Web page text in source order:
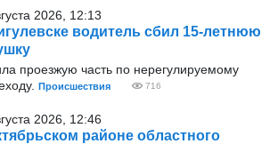
2026, 12:13
водитель сбил 15-летнюю
проезжую часть по нерегулируемому
Происшествия 716
2026, 12:46
районе областного